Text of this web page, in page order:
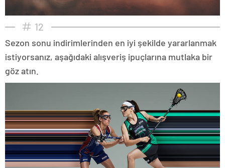
12
Sezon sonu indirimlerinden en iyi şekilde yararlanmak
istiyorsanız, aşağıdaki alışveriş ipuçlarına mutlaka bir
göz atın.